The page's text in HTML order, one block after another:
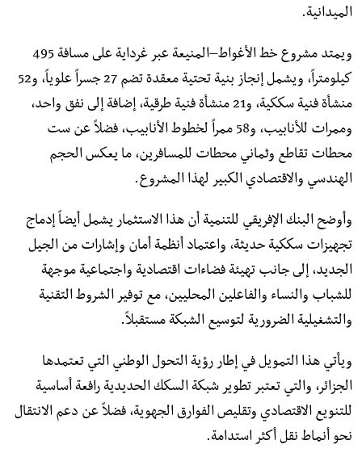
الميدانية.
ويمتد مشروع خط الأغواط–المنيعة عبر غرداية على مسافة 495
كيلومتراً، ويشمل إنجاز بنية تحتية معقدة تضم 27 جسراً علوياً، و52
منشأة فنية سككية، و21 منشأة فنية طرقية، إضافة إلى نفق واحد،
وممرات للأنابيب، و58 ممراً لخطوط الأنابيب، فضلاً عن ست
محطات تقاطع وثماني محطات للمسافرين، ما يعكس الحجم
الهندسي والاقتصادي الكبير لهذا المشروع.
وأوضح البنك الإفريقي للتنمية أن هذا الاستثمار يشمل أيضاً إدماج
تجهيزات سككية حديثة، واعتماد أنظمة أمان وإشارات من الجيل
الجديد، إلى جانب تهيئة فضاءات اقتصادية واجتماعية موجهة
للشباب والنساء والفاعلين المحليين، مع توفير الشروط التقنية
والتشغيلية الضرورية لتوسيع الشبكة مستقبلاً.
ويأتي هذا التمويل في إطار رؤية التحول الوطني التي تعتمدها
الجزائر، والتي تعتبر تطوير شبكة السكك الحديدية رافعة أساسية
للتنويع الاقتصادي وتقليص الفوارق الجهوية، فضلاً عن دعم الانتقال
نحو أنماط نقل أكثر استدامة.